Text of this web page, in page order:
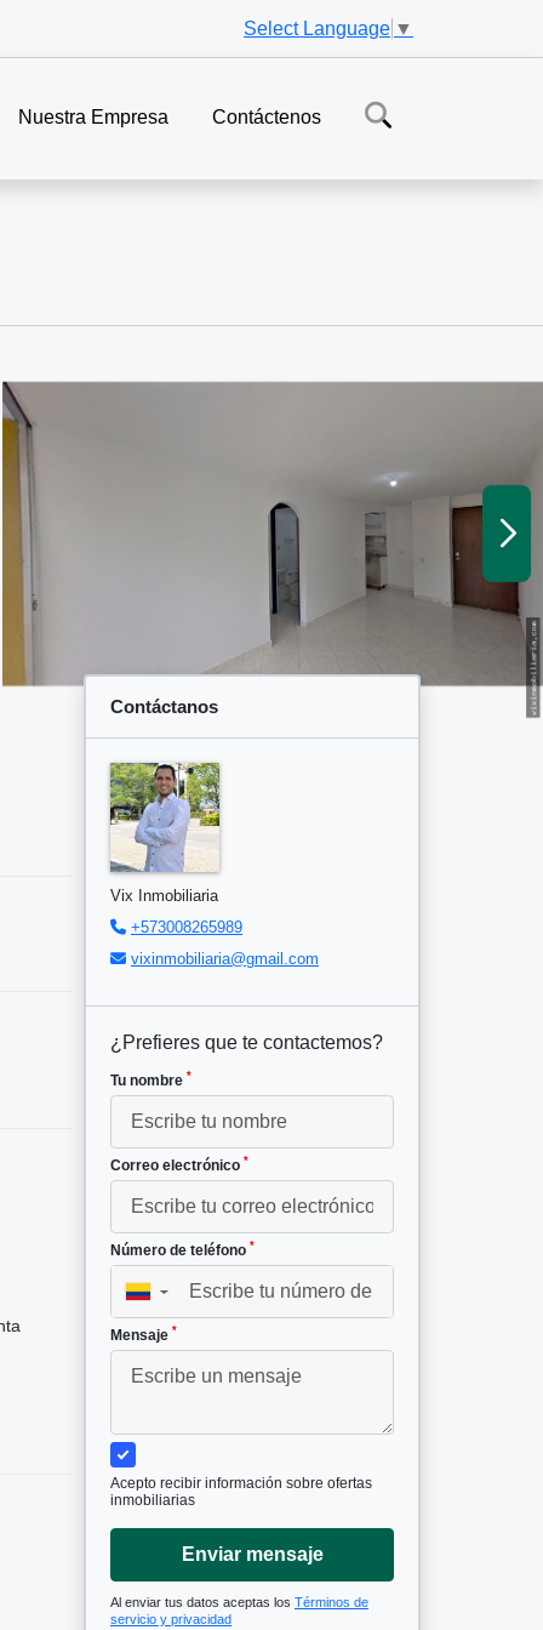
Select Language ▼
Nuestra Empresa Contáctenos
Contáctanos
Vix Inmobiliaria
+573008265989
vixinmobiliaria@gmail.com
¿Prefieres que te contactemos?
Tu nombre *
Correo electrónico *
Número de teléfono *
▼
Mensaje *
Acepto recibir información sobre ofertas
inmobiliarias
Enviar mensaje
Al enviar tus datos aceptas los Términos de
servicio y privacidad